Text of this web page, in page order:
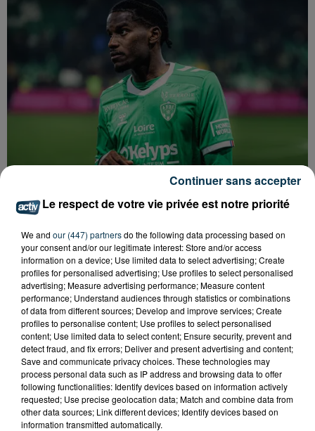
ASSE : UN COMMUNIQUÉ COMMUN POUR
DEMANDER LE DÉPART DE PIERRE EKWAH
Le respect de votre vie privée est notre priorité
We and our (447) partnersdo the following data processing based on
your consent and/or our legitimate interest: Store and/or access
information on a device; Use limited data to select advertising; Create
profiles for personalised advertising; Use profiles to select personalised
advertising; Measure advertising performance; Measure content
performance; Understand audiences through statistics or combinations
of data from different sources; Develop and improve services; Create
profiles to personalise content; Use profiles to select personalised
content; Use limited data to select content; Ensure security, prevent and
detect fraud, and fix errors; Deliver and present advertising and content;
Save and communicate privacy choices. These technologies may
process personal data such as IP address and browsing data to offer
following functionalities: Identify devices based on information actively
requested; Use precise geolocation data; Match and combine data from
other data sources; Link different devices; Identify devices based on
information transmitted automatically.
Continuer sans accepter